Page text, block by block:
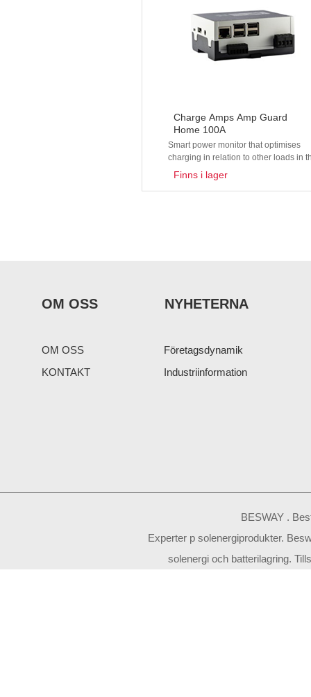
Charge Amps Amp Guard
Home 100A
Smart power monitor that optimises
charging in relation to other loads in
property.
Finns i lager
OM OSS NYHETERNA
OM OSS
KONTAKT
Företagsdynamik
Industriinformation
BESWAY .
Experter p solenergiprodukter.
solenergi och batterilagring.